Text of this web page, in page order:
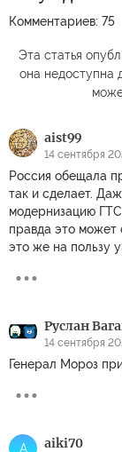
Комментариев: 75
Эта статья
она недоступна
aist99
14 сентября
Россия обещала
так и сделает.
модернизацию
правда это может
это же на пользу
Руслан
14 сентября
Генерал Мороз
A aiki70